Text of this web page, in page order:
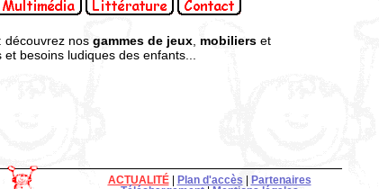
nos gammes de jeux, mobilierset
besoins ludiques des enfants...
ACTUALITÉ| Plan d'accès
Partenaires